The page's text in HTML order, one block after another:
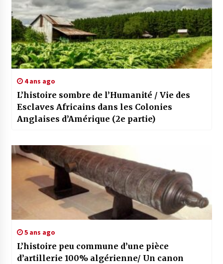
4 ans ago
L’histoire sombre de l’Humanité / Vie des
Esclaves Africains dans les Colonies
Anglaises d’Amérique (2e partie)
5 ans ago
L’histoire peu commune d’une pièce
d’artillerie 100% algérienne/ Un canon